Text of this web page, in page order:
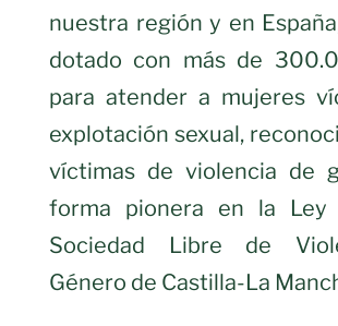
nuestra región y en
dotado con más de
para atender a mujeres
explotación sexual,
víctimas de violencia de
forma pionera en la Ley
Sociedad Libre de
Género de Castilla-La